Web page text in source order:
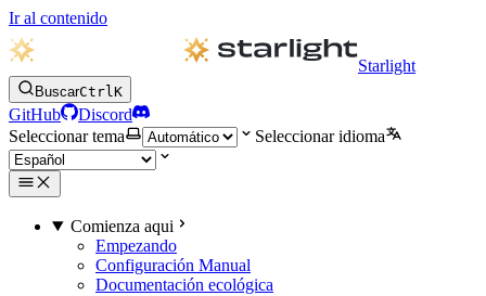
Ir al contenido
Starlight
BuscarCtrlK
GitHub
Discord
Seleccionar tema
Seleccionar idioma
Comienza aqui
Empezando
Configuración Manual
Documentación ecológica